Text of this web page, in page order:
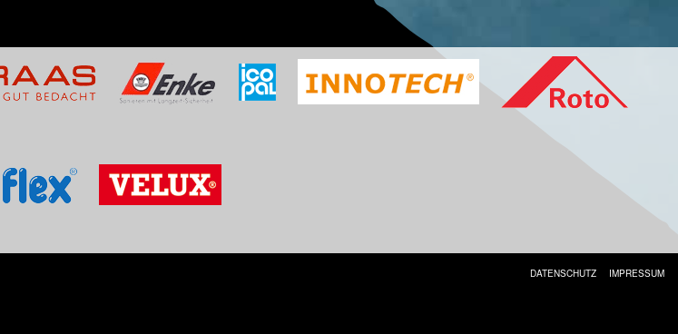
DATENSCHUTZ IMPRESSUM